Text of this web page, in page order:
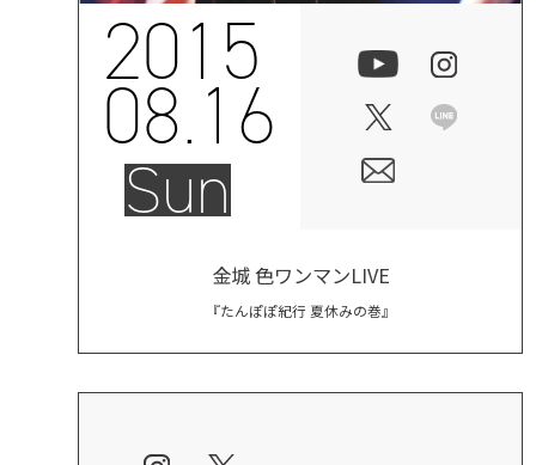
2015
08.16
Sun
金城 色ワンマンLIVE
『たんぽぽ紀行 夏休みの巻』